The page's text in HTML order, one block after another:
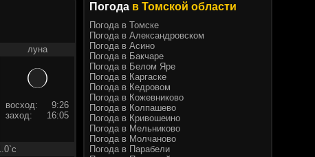
луна
восход:
9:26
заход:
16:05
Погода в Томской области
Погода в Томске
Погода в Александровском
Погода в Асино
Погода в Бакчаре
Погода в Белом Яре
Погода в Каргаске
Погода в Кедровом
Погода в Кожевниково
Погода в Колпашево
Погода в Кривошеино
Погода в Мельниково
Погода в Молчаново
Погода в Парабели